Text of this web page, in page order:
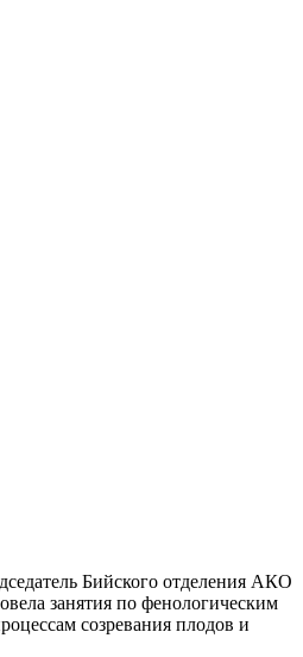
Бийского отделения АКО
занятия по фенологическим
созревания плодов и